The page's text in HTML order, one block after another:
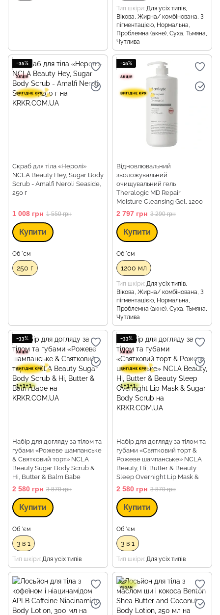
Тип шкіри Для усіх типів,
Вікова, Жирна/ комбінована, З
пігментацією, Нормальна,
Проблемна (акне), Суха, Тьмяна,
Чутлива
−35%
Скраб для тіла «Неролі»
NCLA Beauty Hey, Sugar Body
Scrub - Amalfi Neroli Seaside,
250 г
1 008 грн 1 550 грн
Купити
Об `єм
250 г
−15%
Відновлювальний
зволожувальний
очищувальний гель
Theralogic MD Repair
Moisture Cleansing Gel, 1200
мл
2 797 грн 3 290 грн
Купити
Об `єм
1200 мл
Тип шкіри Для усіх типів,
Вікова, Жирна/ комбінована, З
пігментацією, Нормальна,
Проблемна (акне), Суха, Тьмяна,
Чутлива
−33%
Набір для догляду за тілом та
губами «Рожеве шампанське
& Святковий торт» NCLA
Beauty Sugar Body Scrub &
Hi, Butter & Balm Babe
2 580 грн 3 870 грн
Купити
Об `єм
3 в 1
Тип шкіри Для усіх типів
−33%
Набір для догляду за тілом та
губами «Святковий торт &
Рожеве шампанське» NCLA
Beauty, Hi, Butter & Beauty
Sleep Overnight Lip Mask &
Sugar Body Scrub
2 580 грн 3 870 грн
Купити
Об `єм
3 в 1
Тип шкіри Для усіх типів